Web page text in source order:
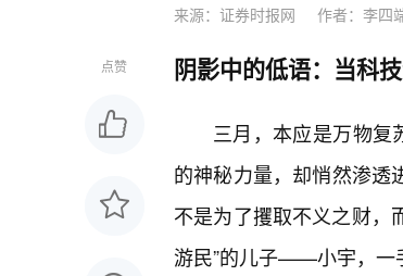
来源：证券时报网 作者：李四
点赞 阴影中的低语：当科
三月，本应是万物复
的神秘力量，却悄然渗透
不是为了攫取不义之财，
游民”的儿子——小宇，一